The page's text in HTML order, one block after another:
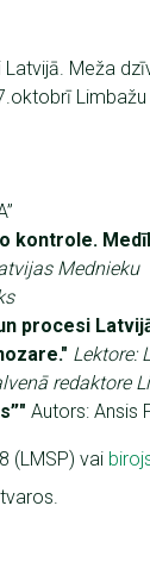
Meža
Limbažu
kontrole.
Mednieku
procesi
Lektore:
redaktore
Autors: Ansis
(LMSP) vai